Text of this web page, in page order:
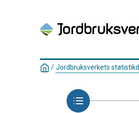
/ Jordbruksverkets